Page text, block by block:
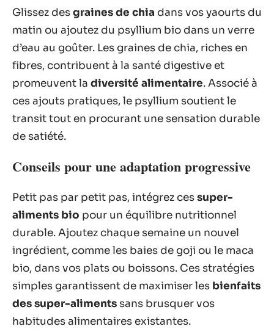
Glissez desgraines de chia dans vos yaourts du
matin ou ajoutez du psyllium bio dans un verre
d’eau au goûter. Les graines de chia, riches en
fibres, contribuent à la santé digestive et
promeuvent la diversité alimentaire. Associé à
ces ajouts pratiques, le psyllium soutient le
transit tout en procurant une sensation durable
de satiété.
Conseils pour une adaptation progressive
Petit pas par petit pas, intégrez cessuper-
aliments bio pour un équilibre nutritionnel
durable. Ajoutez chaque semaine un nouvel
ingrédient, comme les baies de goji ou le maca
bio, dans vos plats ou boissons. Ces stratégies
simples garantissent de maximiser les bienfaits
des super-aliments sans brusquer vos
habitudes alimentaires existantes.